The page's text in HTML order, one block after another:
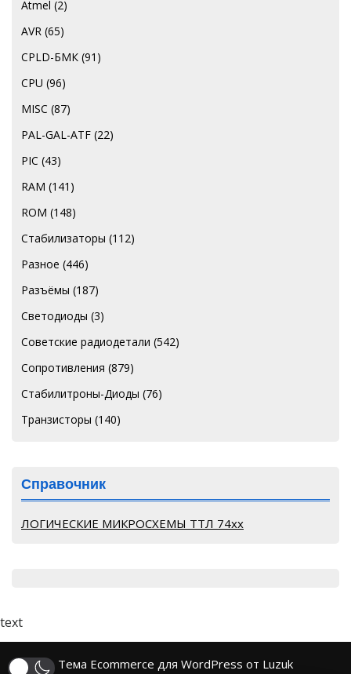
Atmel (2)
AVR (65)
CPLD-БМК (91)
CPU (96)
MISC (87)
PAL-GAL-ATF (22)
PIC (43)
RAM (141)
ROM (148)
Стабилизаторы (112)
Разное (446)
Разъёмы (187)
Светодиоды (3)
Советские радиодетали (542)
Сопротивления (879)
Стабилитроны-Диоды (76)
Транзисторы (140)
Справочник
ЛОГИЧЕСКИЕ МИКРОСХЕМЫ ТТЛ 74хх
text
Тема Ecommerce для WordPress от Luzuk